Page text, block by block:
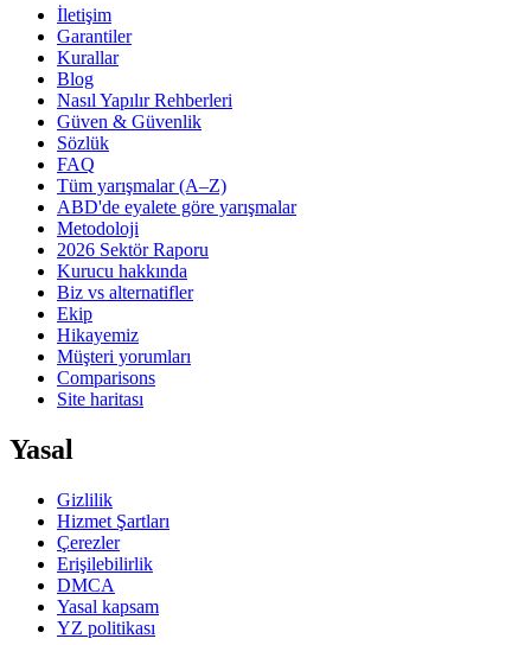
İletişim
Garantiler
Kurallar
Blog
Nasıl Yapılır Rehberleri
Güven & Güvenlik
Sözlük
FAQ
Tüm yarışmalar (A–Z)
ABD'de eyalete göre yarışmalar
Metodoloji
2026 Sektör Raporu
Kurucu hakkında
Biz vs alternatifler
Ekip
Hikayemiz
Müşteri yorumları
Comparisons
Site haritası
Yasal
Gizlilik
Hizmet Şartları
Çerezler
Erişilebilirlik
DMCA
Yasal kapsam
YZ politikası